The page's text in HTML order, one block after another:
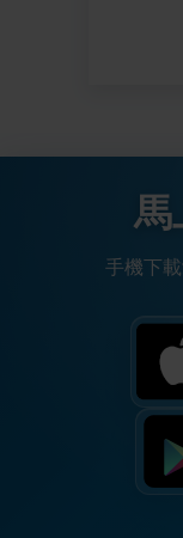
馬
手機下